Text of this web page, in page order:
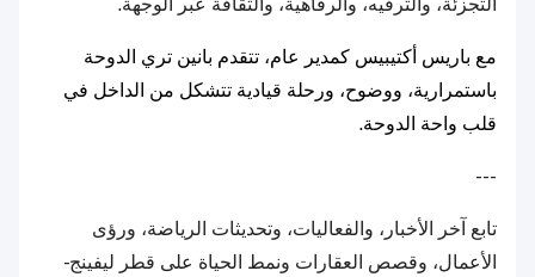
مع باريس أكتيبيس كمدير عام، تتقدم بانين تري الدوحة
باستمرارية، ووضوح، ورحلة قيادية تتشكل من الداخل في
قلب واحة الدوحة.
---
تابع آخر الأخبار، والفعاليات، وتحديثات الرياضة، ورؤى
الأعمال، وقصص العقارات ونمط الحياة على قطر ليفينج -